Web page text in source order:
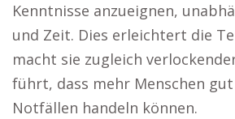
Kenntnisse anzueignen,
und Zeit. Dies erleichtert die
macht sie zugleich
führt, dass mehr Menschen
Notfällen handeln können.